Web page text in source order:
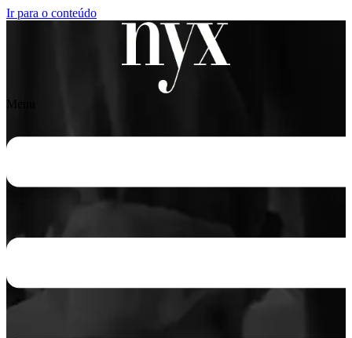
Ir para o conteúdo
Menu